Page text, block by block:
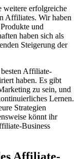
weitere erfolgreiche
Affiliates. Wir haben
und
haben sich als
Steigerung der
Affiliate-
haben. Es gibt
zu sein, und
Lernen.
Strategien
könnt ihr
Business